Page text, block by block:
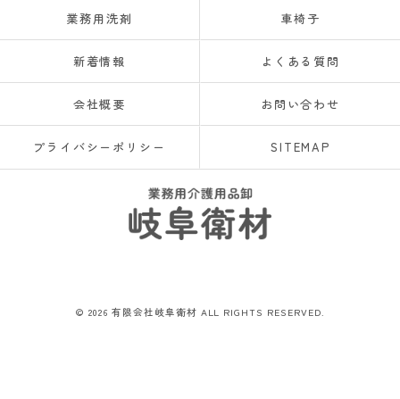
業務用洗剤 車椅子
新着情報 よくある質問
会社概要 お問い合わせ
プライバシーポリシー SITEMAP
© 2026 有限会社岐阜衛材 ALL RIGHTS RESERVED.